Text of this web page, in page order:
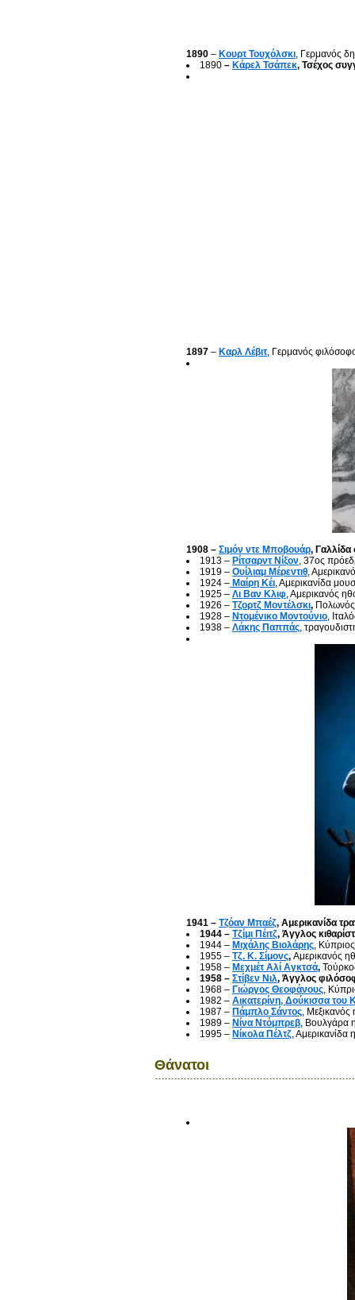
1890 – Κουρτ Τουχόλσκι, Γερμανός
1890 – Κάρελ Τσάπεκ, Τσέχος
1897 – Καρλ Λέβιτ, Γερμανός
1908 – Σιμόν ντε Μποβουάρ,
1913 – Ρίτσαρντ Νίξον, 37ος
1919 – Ουίλιαμ Μέρεντιθ,
1924 – Μαίρη Κέι, Αμερικανίδα
1925 – Λι Βαν Κλιφ, Αμερικανός
1926 – Τζορτζ Μοντέλσκι, Πολωνός
1928 – Ντομένικο Μοντούνιο,
1938 – Λάκης Παππάς,
1941 – Τζόαν Μπαέζ, Αμερικανίδα
1944 – Τζίμι Πέιτζ, Άγγλος
1944 – Μιχάλης Βιολάρης ,
1955 – Τζ. Κ. Σίμονς, Αμερικανός
1958 – Μεχμέτ Αλί Αγκτσά,
1958 – Στίβεν Νιλ, Άγγλος
1968 – Γιώργος Θεοφάνους ,
1982 – Αικατερίνη, Δούκισσα του
1987 – Πάμπλο Σάντος ,
1989 – Νίνα Ντόμπρεβ , Βουλγάρα
1995 – Νίκολα Πέλτζ , Αμερικανίδα
Θάνατοι